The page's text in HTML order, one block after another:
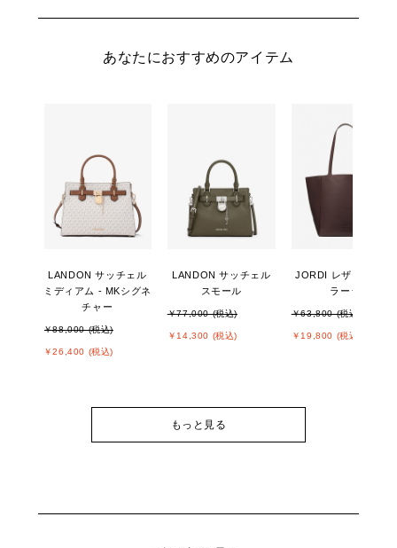
あなたにおすすめのアイテム
LANDON サッチェル
ミディアム - MKシグネ
チャー
￥88,000 (税込)
￥26,400 (税込)
LANDON サッチェル
スモール
￥77,000 (税込)
￥14,300 (税込)
JORDI レザー トート
ラージ
￥63,800 (税込)
￥19,800 (税込)
もっと見る